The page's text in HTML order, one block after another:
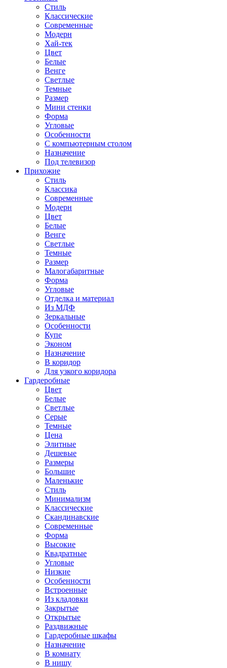
Стиль
Классические
Современные
Модерн
Хай-тек
Цвет
Белые
Венге
Светлые
Темные
Размер
Мини стенки
Форма
Угловые
Особенности
С компьютерным столом
Назначение
Под телевизор
Прихожие
Стиль
Классика
Современные
Модерн
Цвет
Белые
Венге
Светлые
Темные
Размер
Малогабаритные
Форма
Угловые
Отделка и материал
Из МДФ
Зеркальные
Особенности
Купе
Эконом
Назначение
В коридор
Для узкого коридора
Гардеробные
Цвет
Белые
Светлые
Серые
Темные
Цена
Элитные
Дешевые
Размеры
Большие
Маленькие
Стиль
Минимализм
Классические
Скандинавские
Современные
Форма
Высокие
Квадратные
Угловые
Низкие
Особенности
Встроенные
Из кладовки
Закрытые
Открытые
Раздвижные
Гардеробные шкафы
Назначение
В комнату
В нишу